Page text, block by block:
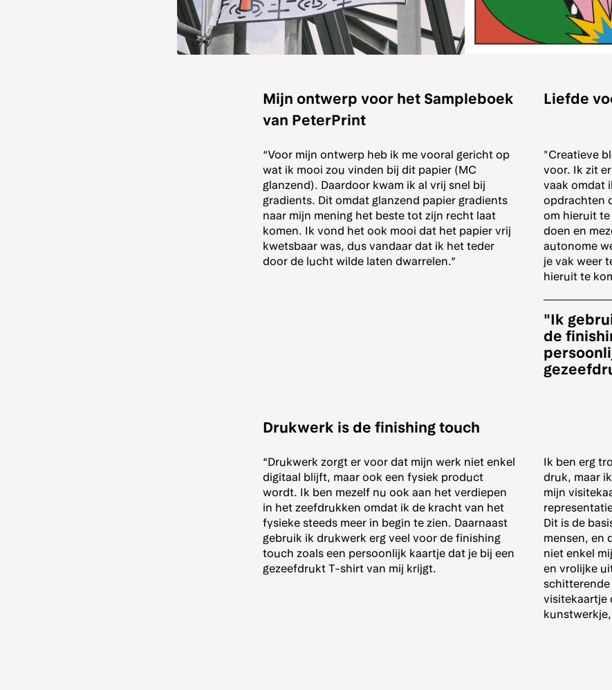
Mijn ontwerp voor het Sampleboek
van PeterPrint
“Voor mijn ontwerp heb ik me vooral gericht op
wat ik mooi zou vinden bij dit papier (MC
glanzend). Daardoor kwam ik al vrij snel bij
gradients. Dit omdat glanzend papier gradients
naar mijn mening het beste tot zijn recht laat
komen. Ik vond het ook mooi dat het papier vrij
kwetsbaar was, dus vandaar dat ik het teder
door de lucht wilde laten dwarrelen.”
Liefde
"Creatieve
voor. Ik zit
vaak omdat
opdrachten
om hieruit te
doen en
autonome
je vak weer
hieruit te
"Ik
de
Drukwerk is de finishing touch
“Drukwerk zorgt er voor dat mijn werk niet enkel
digitaal blijft, maar ook een fysiek product
wordt. Ik ben mezelf nu ook aan het verdiepen
in het zeefdrukken omdat ik de kracht van het
fysieke steeds meer in begin te zien. Daarnaast
gebruik ik drukwerk erg veel voor de finishing
touch zoals een persoonlijk kaartje dat je bij een
gezeefdrukt T-shirt van mij krijgt.
Ik ben erg
druk, maar
mijn
Dit is de
mensen, en
niet enkel
en vrolijke
visitekaartje